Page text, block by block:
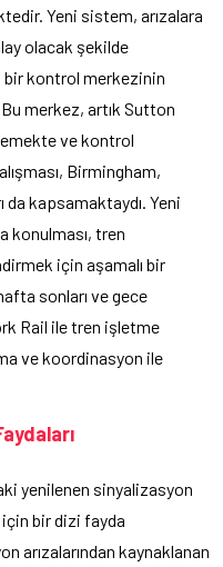
Yeni sistem, arızalara
olacak şekilde
bir kontrol merkezinin
merkez, artık Sutton
ve kontrol
Birmingham,
kapsamaktaydı. Yeni
konulması, tren
için aşamalı bir
sonları ve gece
Rail ile tren işletme
ve koordinasyon ile
yenilenen sinyalizasyon
bir dizi fayda
arızalarından kaynaklanan